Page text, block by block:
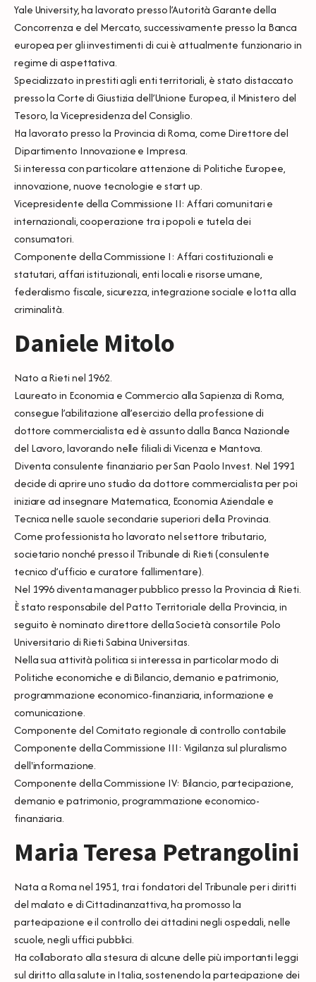
Yale University, ha lavorato presso l’Autorità Garante della
Concorrenza e del Mercato, successivamente presso la Banca
europea per gli investimenti di cui è attualmente funzionario in
regime di aspettativa.
Specializzato in prestiti agli enti territoriali, è stato distaccato
presso la Corte di Giustizia dell’Unione Europea, il Ministero del
Tesoro, la Vicepresidenza del Consiglio.
Ha lavorato presso la Provincia di Roma, come Direttore del
Dipartimento Innovazione e Impresa.
Si interessa con particolare attenzione di Politiche Europee,
innovazione, nuove tecnologie e start up.
Vicepresidente della Commissione II: Affari comunitari e
internazionali, cooperazione tra i popoli e tutela dei
consumatori.
Componente della Commissione I: Affari costituzionali e
statutari, affari istituzionali, enti locali e risorse umane,
federalismo fiscale, sicurezza, integrazione sociale e lotta alla
criminalità.
Daniele Mitolo
Nato a Rieti nel 1962.
Laureato in Economia e Commercio alla Sapienza di Roma,
consegue l’abilitazione all’esercizio della professione di
dottore commercialista ed è assunto dalla Banca Nazionale
del Lavoro, lavorando nelle filiali di Vicenza e Mantova.
Diventa consulente finanziario per San Paolo Invest. Nel 1991
decide di aprire uno studio da dottore commercialista per poi
iniziare ad insegnare Matematica, Economia Aziendale e
Tecnica nelle scuole secondarie superiori della Provincia.
Come professionista ho lavorato nel settore tributario,
societario nonché presso il Tribunale di Rieti (consulente
tecnico d’ufficio e curatore fallimentare).
Nel 1996 diventa manager pubblico presso la Provincia di Rieti.
È stato responsabile del Patto Territoriale della Provincia, in
seguito è nominato direttore della Società consortile Polo
Universitario di Rieti Sabina Universitas.
Nella sua attività politica si interessa in particolar modo di
Politiche economiche e di Bilancio, demanio e patrimonio,
programmazione economico-finanziaria, informazione e
comunicazione.
Componente del Comitato regionale di controllo contabile
Componente della Commissione III: Vigilanza sul pluralismo
dell'informazione.
Componente della Commissione IV: Bilancio, partecipazione,
demanio e patrimonio, programmazione economico-
finanziaria.
Maria Teresa Petrangolini
Nata a Roma nel 1951, tra i fondatori del Tribunale per i diritti
del malato e di Cittadinanzattiva, ha promosso la
partecipazione e il controllo dei cittadini negli ospedali, nelle
scuole, negli uffici pubblici.
Ha collaborato alla stesura di alcune delle più importanti leggi
sul diritto alla salute in Italia, sostenendo la partecipazione dei